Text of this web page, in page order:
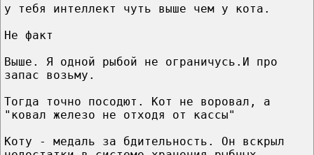
у тебя интеллект чуть выше чем у кота.
Не факт
Выше. Я одной рыбой не ограничусь.И про
запас возьму.
Тогда точно посодют. Кот не воровал, а
"ковал железо не отходя от кассы"
Коту - медаль за бдительность. Он вскрыл